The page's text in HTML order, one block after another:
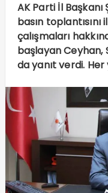
AK Parti İl
basın
çalışmaları
başlayan Ceyhan,
da yanıt verdi.